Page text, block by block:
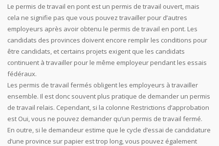
Le permis de travail en pont est un permis de travail ouvert, mais
cela ne signifie pas que vous pouvez travailler pour d’autres
employeurs après avoir obtenu le permis de travail en pont. Les
candidats des provinces doivent encore remplir les conditions pour
être candidats, et certains projets exigent que les candidats
continuent à travailler pour le même employeur pendant les essais
fédéraux.
Les permis de travail fermés obligent les employeurs à travailler
ensemble. Il est donc souvent plus pratique de demander un permis
de travail relais. Cependant, si la colonne Restrictions d’approbation
est Oui, vous ne pouvez demander qu’un permis de travail fermé.
En outre, si le demandeur estime que le cycle d’essai de candidature
d’une province sur papier est trop long, vous pouvez également